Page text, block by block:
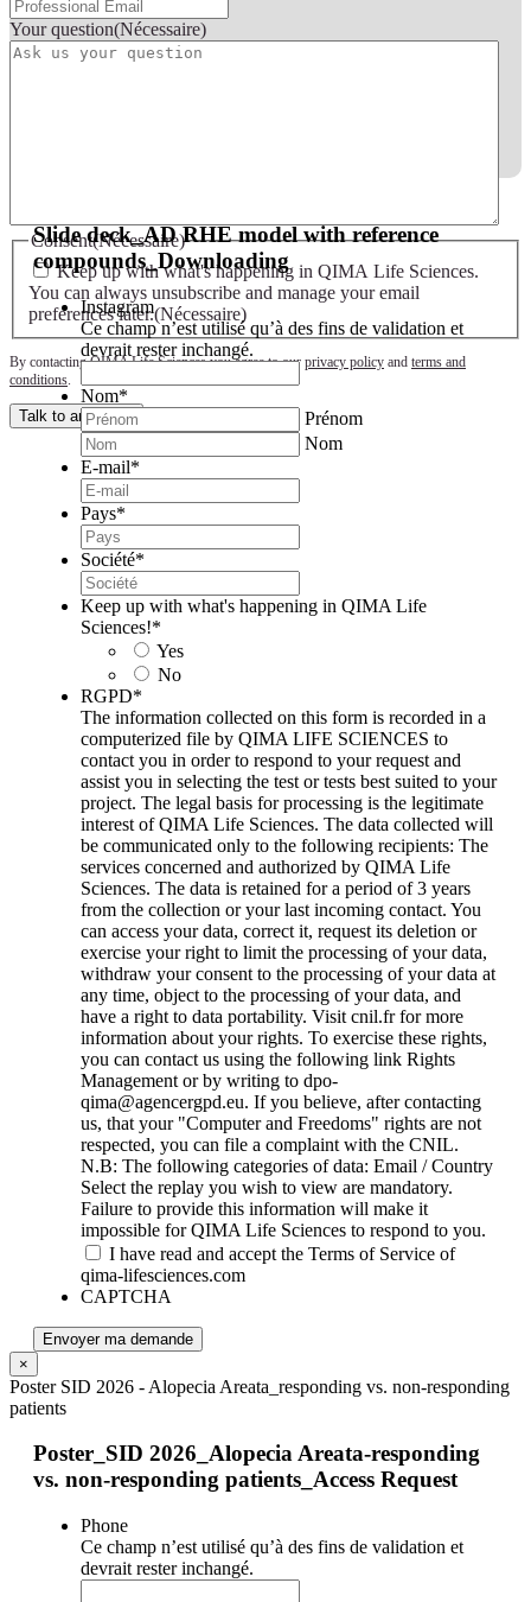
Your question(Nécessaire)
Consent(Nécessaire)
Keep up with what's happening in QIMA Life Sciences.
You can always unsubscribe and manage your email
preferences later.(Nécessaire)
By contacting QIMA Life Sciences you agree to our privacy policy and terms and
conditions
Talk to an expert
Slide deck_AD RHE model with reference
compounds_Downloading
Instagram
Ce champ n’est utilisé qu’à des fins de validation et
devrait rester inchangé.
Nom*
Prénom
Nom
E-mail*
Pays*
Société*
Keep up with what's happening in QIMA Life
Sciences!*
Yes
No
RGPD*
The information collected on this form is recorded in a
computerized file by QIMA LIFE SCIENCES to
contact you in order to respond to your request and
assist you in selecting the test or tests best suited to your
project. The legal basis for processing is the legitimate
interest of QIMA Life Sciences. The data collected will
be communicated only to the following recipients: The
services concerned and authorized by QIMA Life
Sciences. The data is retained for a period of 3 years
from the collection or your last incoming contact. You
can access your data, correct it, request its deletion or
exercise your right to limit the processing of your data,
withdraw your consent to the processing of your data at
any time, object to the processing of your data, and
have a right to data portability. Visit cnil.fr for more
information about your rights. To exercise these rights,
you can contact us using the following link Rights
Management or by writing to dpo-
qima@agencergpd.eu. If you believe, after contacting
us, that your "Computer and Freedoms" rights are not
respected, you can file a complaint with the CNIL.
N.B: The following categories of data: Email / Country
Select the replay you wish to view are mandatory.
Failure to provide this information will make it
impossible for QIMA Life Sciences to respond to you.
I have read and accept the Terms of Service of
qima-lifesciences.com
CAPTCHA
Envoyer ma demande
×
Poster SID 2026 - Alopecia Areata_responding vs. non-responding
patients
Poster_SID 2026_Alopecia Areata-responding
vs. non-responding patients_Access Request
Phone
Ce champ n’est utilisé qu’à des fins de validation et
devrait rester inchangé.